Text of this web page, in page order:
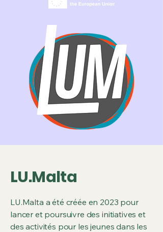
LU.Malta
LU.Malta a été créée en 2023 pour
lancer et poursuivre des initiatives et
des activités pour les jeunes dans les